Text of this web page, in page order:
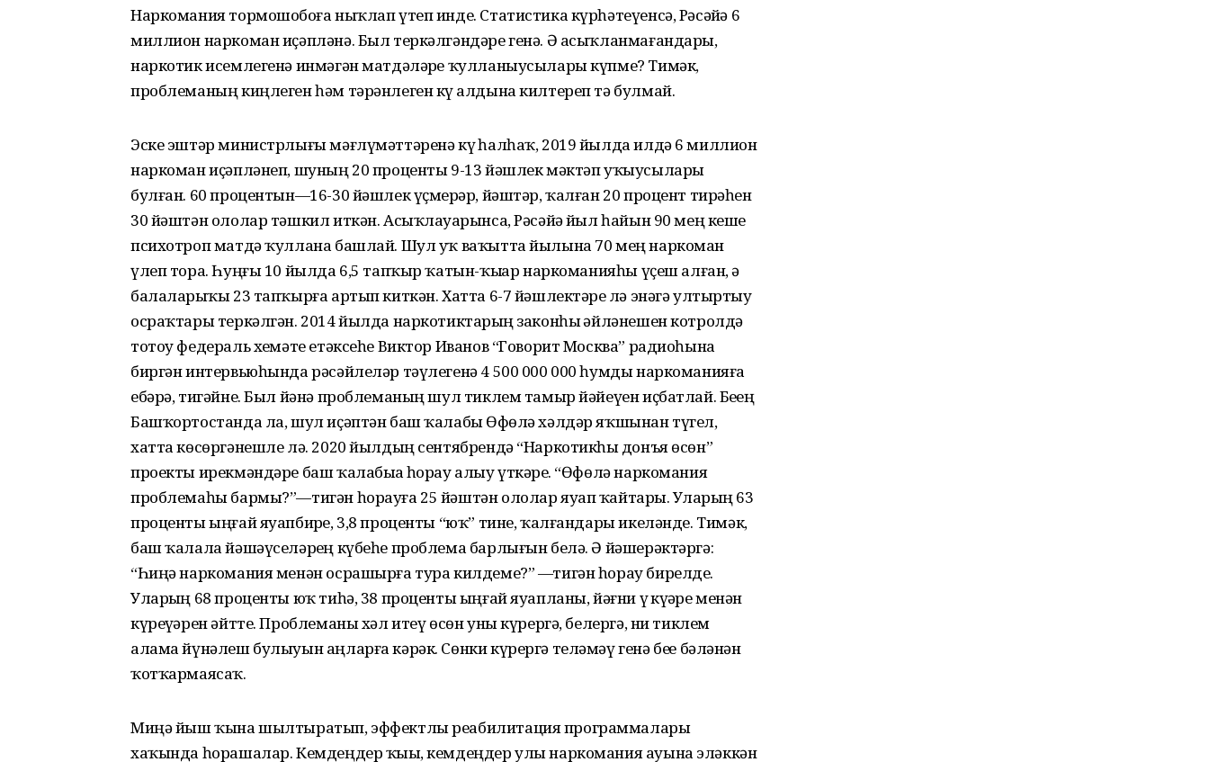
Наркомания тормошобоҙға ныҡлап үтеп инде. Статистика күрһәтеүенсә, Рәсәйҙә 6
миллион наркоман иҫәпләнә. Был теркәлгәндәре генә. Ә асыҡланмағандары,
наркотик исемлегенә инмәгән матдәләрҙе ҡулланыусылары күпме? Тимәк,
проблеманың киңлеген һәм тәрәнлеген күҙ алдына килтереп тә булмай.
Эске эштәр министрлығы мәғлүмәттәренә күҙ һалһаҡ, 2019 йылда илдә 6 миллион
наркоман иҫәпләнеп, шуның 20 проценты 9-13 йәшлек мәктәп уҡыусылары
булған. 60 процентын—16-30 йәшлек үҫмерҙәр, йәштәр, ҡалған 20 процент тирәһен
30 йәштән ололар тәшкил иткән. Асыҡлауҙарынса, Рәсәйҙә йыл һайын 90 мең кеше
психотроп матдә ҡуллана башлай. Шул уҡ ваҡытта йылына 70 мең наркоман
үлеп тора. Һуңғы 10 йылда 6,5 тапҡыр ҡатын-ҡыҙҙар наркоманияһы үҫеш алған, ә
балаларҙыҡы 23 тапҡырға артып киткән. Хатта 6-7 йәшлектәрҙе лә энәгә ултыртыу
осраҡтары теркәлгән. 2014 йылда наркотиктарҙың законһыҙ әйләнешен котролдә
тотоу федераль хеҙмәте етәксеһе Виктор Иванов “Говорит Москва” радиоһына
биргән интервьюһында рәсәйлеләр тәүлегенә 4 500 000 000 һумды наркоманияға
ебәрә, тигәйне. Был йәнә проблеманың шул тиклем тамыр йәйеүен иҫбатлай. Беҙҙең
Башҡортостанда ла, шул иҫәптән баш ҡалабыҙ Өфөлә хәлдәр яҡшынан түгел,
хатта көсөргәнешле лә. 2020 йылдың сентябрендә “Наркотикһыҙ донъя өсөн”
проекты ирекмәндәре баш ҡалабыҙҙа һорау алыу үткәрҙе. “Өфөлә наркомания
проблемаһы бармы?”—тигән һорауға 25 йәштән ололар яуап ҡайтарҙы. Уларҙың 63
проценты ыңғай яуапбирҙе, 3,8 проценты “юҡ” тине, ҡалғандары икеләнде. Тимәк,
баш ҡалала йәшәүселәрҙең күбеһе проблема барлығын белә. Ә йәшерәктәргә:
“Һиңә наркомания менән осрашырға тура килдеме?” —тигән һорау бирелде.
Уларҙың 68 проценты юҡ тиһә, 38 проценты ыңғай яуапланы, йәғни үҙ күҙҙәре менән
күреүҙәрен әйтте. Проблеманы хәл итеү өсөн уны күрергә, белергә, ни тиклем
алама йүнәлеш булыуын аңларға кәрәк. Сөнки күрергә теләмәү генә беҙҙе бәләнән
ҡотҡармаясаҡ.
Миңә йыш ҡына шылтыратып, эффектлы реабилитация программалары
хаҡында һорашалар. Кемдеңдер ҡыҙы, кемдеңдер улы наркомания ауына эләккән